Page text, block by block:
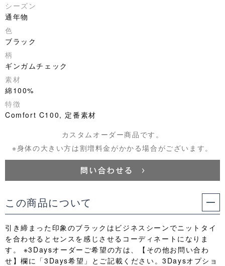
シーズン
通年物
色
ブラック
柄
ギンガムチェック
素材
綿100%
特徴
Comfort C100, 定番素材
カスタムオーダー商品です。
※身体の大きい方は割増料金がかかる場合がございます。
この商品について
引き締まった印象のブラックはビジネスシーンでニットタイ
を合わせるとセンスを感じさせるコーディネートになりま
す。 ※3Daysオーダーご希望の方は、【その他お問い合わ
せ】欄に「3Days希望」とご記載ください。3Daysオプショ